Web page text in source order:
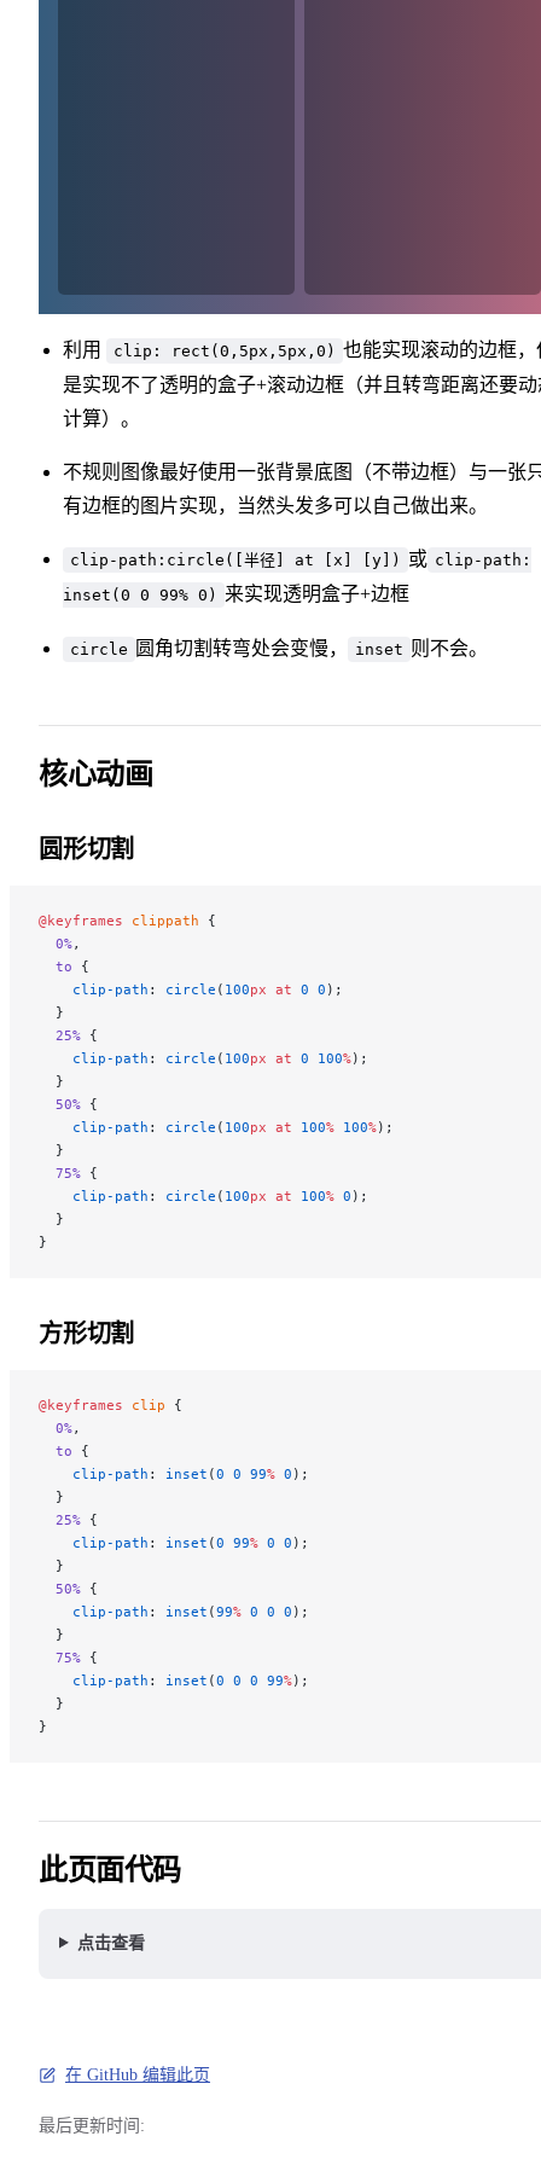
利用 clip: rect(0,5px,5px,0) 也能实现滚动的边框，
是实现不了透明的盒子+滚动边框（并且转弯距离还要动
计算）。
不规则图像最好使用一张背景底图（不带边框）与一张
有边框的图片实现，当然头发多可以自己做出来。
clip-path:circle([半径] at [x] [y]) 或 clip-path:
inset(0 0 99% 0)
来实现透明盒子+边框
circle 圆角切割转弯处会变慢， inset 则不会。
核心动画
圆形切割
@keyframes clippath {
  0%
,
  to
{
    clip-path
: circle ( 100px at 0 0 );
  }
  25%
{
    clip-path
: circle ( 100px at 0 100%);
  }
  50%
{
    clip-path
: circle ( 100px at 100% 100%);
  }
  75%
{
    clip-path
: circle ( 100px at 100% 0 );
  }
}
方形切割
@keyframes clip {
  0%
,
  to
{
    clip-path
: inset (0 0 99% 0 );
  }
  25%
{
    clip-path
: inset (0 99% 0 0 );
  }
  50%
{
    clip-path
: inset (99% 0 0 0 );
  }
  75%
{
    clip-path
: inset (0 0 0 99%);
  }
}
此页面代码
点击查看
在 GitHub 编辑此页
最后更新时间: